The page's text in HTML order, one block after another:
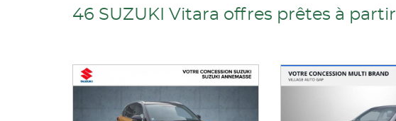
46 SUZUKI Vitara offres prêtes à partir